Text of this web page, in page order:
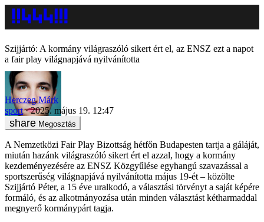
Szijjártó: A kormány világraszóló sikert ért el, az ENSZ ezt a napot
a fair play világnapjává nyilvánította
Herczeg Márk
sport
2025. május 19. 12:47
Megosztás
A Nemzetközi Fair Play Bizottság hétfőn Budapesten tartja a gáláját,
miután hazánk világraszóló sikert ért el azzal, hogy a kormány
kezdeményezésére az ENSZ Közgyűlése egyhangú szavazással a
sportszerűség világnapjává nyilvánította május 19-ét – közölte
Szijjártó Péter, a 15 éve uralkodó, a választási törvényt a saját képére
formáló, és az alkotmányozása után minden választást kétharmaddal
megnyerő kormánypárt tagja.